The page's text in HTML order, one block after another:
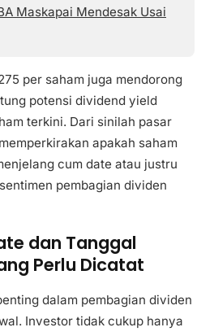
Maskapai Mendesak Usai
per saham juga mendorong
potensi dividend yield
terkini. Dari sinilah pasar
apakah saham
cum date atau justru
pembagian dividen
dan Tanggal
Perlu Dicatat
dalam pembagian dividen
Investor tidak cukup hanya